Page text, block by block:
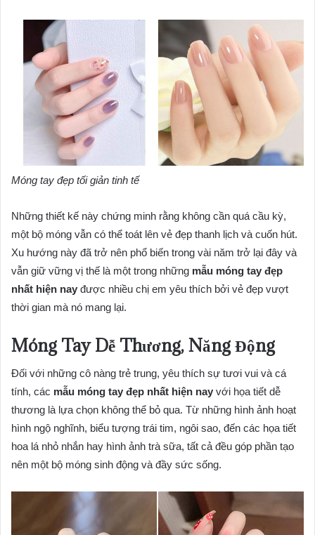
Móng tay đẹp tối giản tinh tế
Những thiết kế này chứng minh rằng không cần quá cầu kỳ,
một bộ móng vẫn có thể toát lên vẻ đẹp thanh lịch và cuốn hút.
Xu hướng này đã trở nên phổ biến trong vài năm trở lại đây và
vẫn giữ vững vị thế là một trong những mẫu móng tay đẹp
nhất hiện nay được nhiều chị em yêu thích bởi vẻ đẹp vượt
thời gian mà nó mang lại.
Móng Tay Dễ Thương, Năng Động
Đối với những cô nàng trẻ trung, yêu thích sự tươi vui và cá
tính, các mẫu móng tay đẹp nhất hiện nay với họa tiết dễ
thương là lựa chọn không thể bỏ qua. Từ những hình ảnh hoạt
hình ngộ nghĩnh, biểu tượng trái tim, ngôi sao, đến các họa tiết
hoa lá nhỏ nhắn hay hình ảnh trà sữa, tất cả đều góp phần tạo
nên một bộ móng sinh động và đầy sức sống.